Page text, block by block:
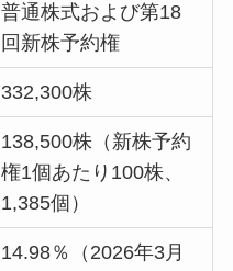
普通株式および第18
回新株予約権
332,300株
138,500株（新株予約
権1個あたり100株、
1,385個）
14.98％（2026年3月